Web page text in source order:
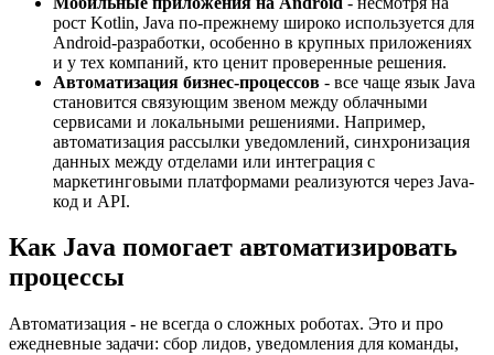
рост Kotlin, Java по-прежнему широко используется для
Android-разработки, особенно в крупных приложениях
и у тех компаний, кто ценит проверенные решения.
Автоматизация бизнес-процессов - все чаще язык Java
становится связующим звеном между облачными
сервисами и локальными решениями. Например,
автоматизация рассылки уведомлений, синхронизация
данных между отделами или интеграция с
маркетинговыми платформами реализуются через Java-
код и API.
Как Java помогает автоматизировать
процессы
Автоматизация - не всегда о сложных роботах. Это и про
ежедневные задачи: сбор лидов, уведомления для команды,